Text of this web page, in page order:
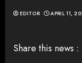
EDITOR APRIL 11,
Share this news :